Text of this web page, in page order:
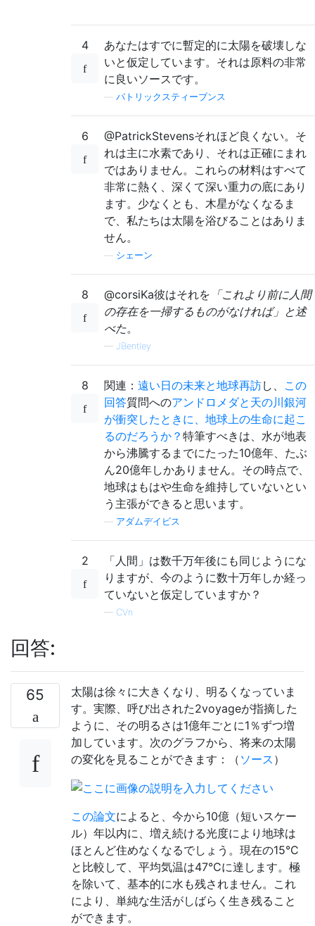
4
あなたはすでに暫定的に太陽を破壊しな
いと仮定しています。それは原料の非常
に良いソースです。
パトリックスティーブンス
6
@PatrickStevensそれほど良くない。そ
れは主に水素であり、それは正確にまれ
ではありません。これらの材料はすべて
非常に熱く、深くて深い重力の底にあり
ます。少なくとも、木星がなくなるま
で、私たちは太陽を浴びることはありま
せん。
シェーン
8 @corsiKa彼はそれを 「これより前に人間
の存在を一掃するものがなければ」と述
べた。
— JBentley
8 関連： 遠い日の未来と地球再訪し、 この
回答質問へのアンドロメダと天の川銀河
が衝突したときに、地球上の生命に起こ
るのだろうか？ 特筆すべきは、水が地表
から沸騰するまでにたった10億年、たぶ
ん20億年しかありません。その時点で、
地球はもはや生命を維持していないとい
う主張ができると思います。
アダムデイビス
2
「人間」は数千万年後にも同じようにな
りますが、今のように数十万年しか経っ
ていないと仮定していますか？
— CVn
回答:
65
太陽は徐々に大きくなり、明るくなっていま
す。実際、呼び出された2voyageが指摘した
ように、その明るさは1億年ごとに1％ずつ増
加しています。次のグラフから、将来の太陽
の変化を見ることができます：（ ソース ）
この論文によると、今から10億（短いスケー
ル）年以内に、増え続ける光度により地球は
ほとんど住めなくなるでしょう。現在の15°C
と比較して、平均気温は47°Cに達します。極
を除いて、基本的に水も残されません。これ
により、単純な生活がしばらく生き残ること
ができます。